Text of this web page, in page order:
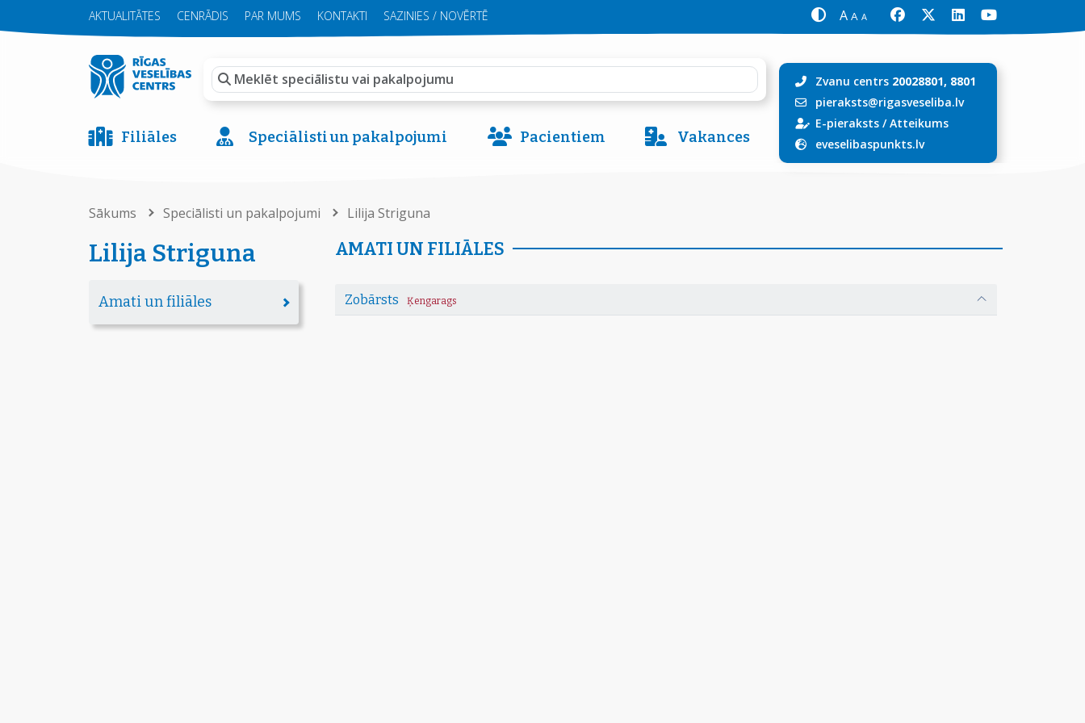
AKTUALITĀTES CENRĀDIS PAR MUMS KONTAKTI SAZINIES / NOVĒRTĒ A A A
Filiāles Speciālisti un pakalpojumi Pacientiem Vakances
Zvanu centrs 20028801, 8801
pieraksts@rigasveseliba.lv
E-pieraksts/Atteikums
eveselibaspunkts.lv
Sākums Speciālisti un pakalpojumi Lilija Striguna
Lilija Striguna
Amati un filiāles
AMATI UN FILIĀLES
Zobārsts Ķengarags